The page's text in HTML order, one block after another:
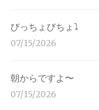
びっちょびちょ⤵︎
07/15/2026
朝からですよ〜
07/15/2026